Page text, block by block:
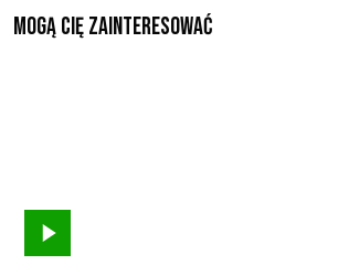
Mogą Cię zainteresować